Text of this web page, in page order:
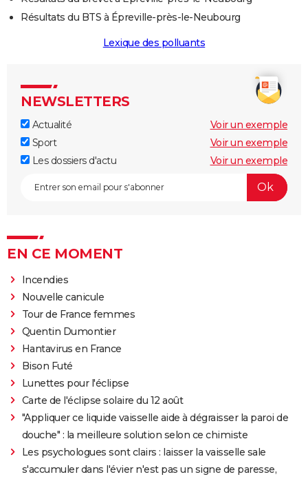
Résultats du BTS à Épreville-près-le-Neubourg
Lexique des polluants
NEWSLETTERS
Actualité
Voir un exemple
Sport
Voir un exemple
Les dossiers d'actu
Voir un exemple
EN CE MOMENT
Incendies
Nouvelle canicule
Tour de France femmes
Quentin Dumontier
Hantavirus en France
Bison Futé
Lunettes pour l'éclipse
Carte de l'éclipse solaire du 12 août
"Appliquer ce liquide vaisselle aide à dégraisser la paroi de
douche" : la meilleure solution selon ce chimiste
Les psychologues sont clairs : laisser la vaisselle sale
s'accumuler dans l'évier n'est pas un signe de paresse,